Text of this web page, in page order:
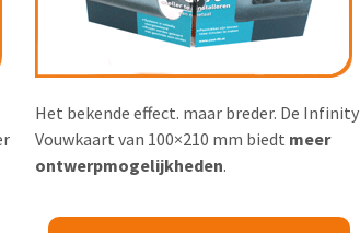
Het bekende effect. maar breder. De Infinity
Vouwkaart van 100×210 mm biedt meer
ontwerpmogelijkheden.